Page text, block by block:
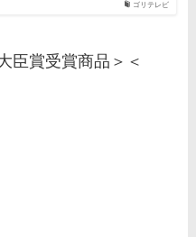
ゴリテレビ
臣賞受賞商品＞＜